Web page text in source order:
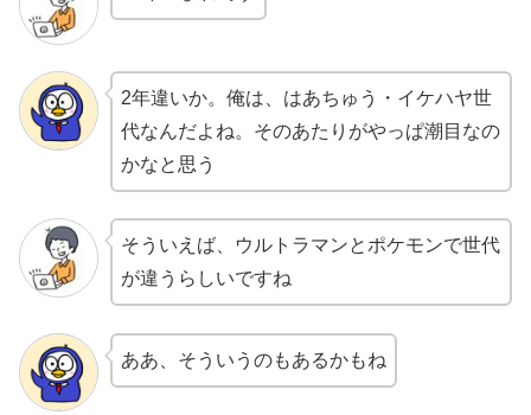
2年違いか。俺は、はあちゅう・イケハヤ世
代なんだよね。そのあたりがやっぱ潮目なの
かなと思う
そういえば、ウルトラマンとポケモンで世代
が違うらしいですね
ああ、そういうのもあるかもね